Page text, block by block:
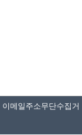
이메일주소무단수집거